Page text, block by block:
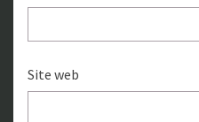
Site web